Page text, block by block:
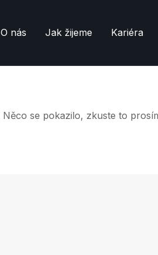
O nás Jak žijeme Kariéra
Něco se pokazilo, zkuste to